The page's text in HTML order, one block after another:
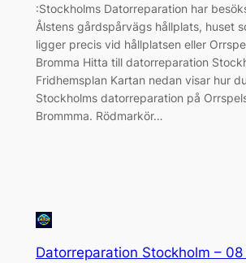
:Stockholms Datorreparation har
Ålstens gårdspårvägs hållplats, huset
ligger precis vid hållplatsen eller
Bromma Hitta till datorreparation
Fridhemsplan Kartan nedan visar hur
Stockholms datorreparation på
Brommma. Rödmarkör…
Datorreparation Stockholm –